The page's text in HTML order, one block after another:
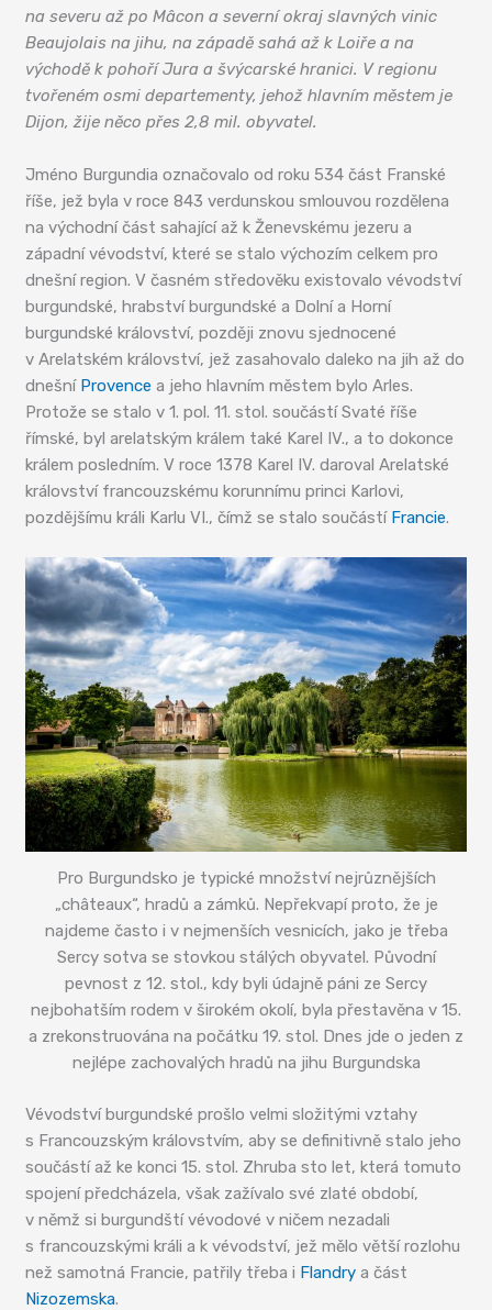
na severu až po Mâcon a severní okraj slavných vinic
Beaujolais na jihu, na západě sahá až k Loiře a na
východě k pohoří Jura a švýcarské hranici. V regionu
tvořeném osmi departementy, jehož hlavním městem je
Dijon, žije něco přes 2,8 mil. obyvatel.
Jméno Burgundia označovalo od roku 534 část Franské
říše, jež byla v roce 843 verdunskou smlouvou rozdělena
na východní část sahající až k Ženevskému jezeru a
západní vévodství, které se stalo výchozím celkem pro
dnešní region. V časném středověku existovalo vévodství
burgundské, hrabství burgundské a Dolní a Horní
burgundské království, později znovu sjednocené
v Arelatském království, jež zasahovalo daleko na jih až do
dnešní Provence a jeho hlavním městem bylo Arles.
Protože se stalo v 1. pol. 11. stol. součástí Svaté říše
římské, byl arelatským králem také Karel IV., a to dokonce
králem posledním. V roce 1378 Karel IV. daroval Arelatské
království francouzskému korunnímu princi Karlovi,
pozdějšímu králi Karlu VI., čímž se stalo součástí Francie.
Pro Burgundsko je typické množství nejrůznějších
„châteaux“, hradů a zámků. Nepřekvapí proto, že je
najdeme často i v nejmenších vesnicích, jako je třeba
Sercy sotva se stovkou stálých obyvatel. Původní
pevnost z 12. stol., kdy byli údajně páni ze Sercy
nejbohatším rodem v širokém okolí, byla přestavěna v 15.
a zrekonstruována na počátku 19. stol. Dnes jde o jeden z
nejlépe zachovalých hradů na jihu Burgundska
Vévodství burgundské prošlo velmi složitými vztahy
s Francouzským královstvím, aby se definitivně stalo jeho
součástí až ke konci 15. stol. Zhruba sto let, která tomuto
spojení předcházela, však zažívalo své zlaté období,
v němž si burgundští vévodové v ničem nezadali
s francouzskými králi a k vévodství, jež mělo větší rozlohu
než samotná Francie, patřily třeba i Flandry a část
Nizozemska.